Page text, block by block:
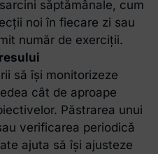
săptămânale, cum
noi în fiecare zi sau
număr de exerciții.
să își monitorizeze
cât de aproape
Păstrarea unui
verificarea periodică
ajuta să își ajusteze